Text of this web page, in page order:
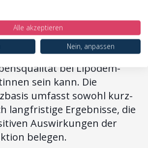
Methode zur Reduktion
zur Linderung von
und zur Verbesserung
bei Lipödem-
sein kann. Die
umfasst sowohl kurz-
langfristige Ergebnisse, die
Auswirkungen der
belegen.
Alle akzeptieren
Nein, anpassen